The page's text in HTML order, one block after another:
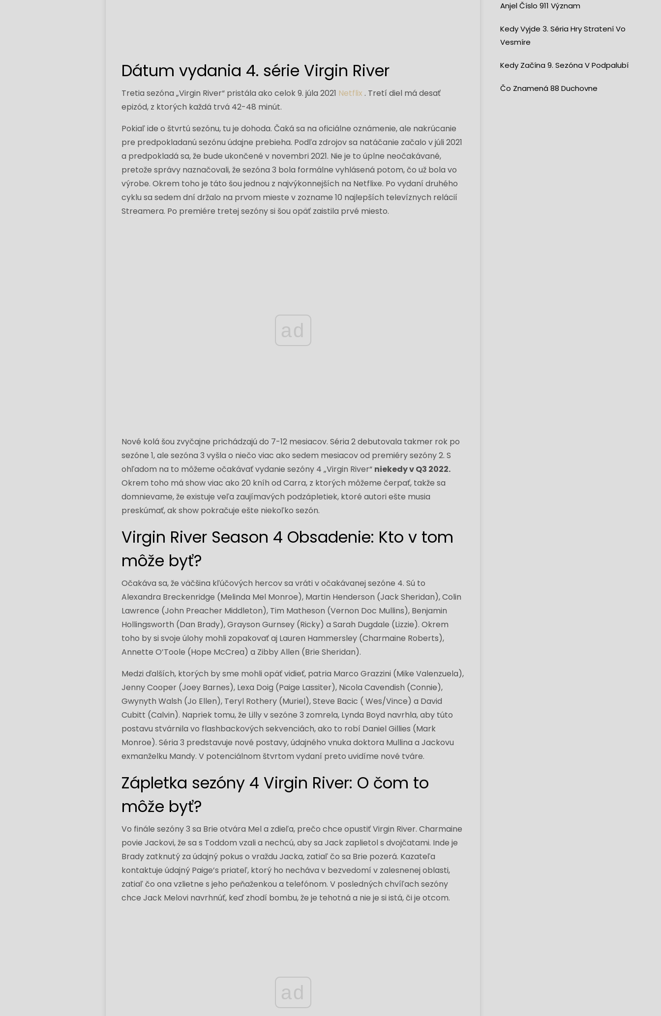
Dátum vydania 4. série Virgin River
Tretia sezóna „Virgin River“ pristála ako celok 9. júla 2021 Netflix . Tretí diel má desať
epizód, z ktorých každá trvá 42-48 minút.
Pokiaľ ide o štvrtú sezónu, tu je dohoda. Čaká sa na oficiálne oznámenie, ale nakrúcanie
pre predpokladanú sezónu údajne prebieha. Podľa zdrojov sa natáčanie začalo v júli 2021
a predpokladá sa, že bude ukončené v novembri 2021. Nie je to úplne neočakávané,
pretože správy naznačovali, že sezóna 3 bola formálne vyhlásená potom, čo už bola vo
výrobe. Okrem toho je táto šou jednou z najvýkonnejších na Netflixe. Po vydaní druhého
cyklu sa sedem dní držalo na prvom mieste v zozname 10 najlepších televíznych relácií
Streamera. Po premiére tretej sezóny si šou opäť zaistila prvé miesto.
ad
Nové kolá šou zvyčajne prichádzajú do 7-12 mesiacov. Séria 2 debutovala takmer rok po
sezóne 1, ale sezóna 3 vyšla o niečo viac ako sedem mesiacov od premiéry sezóny 2. S
ohľadom na to môžeme očakávať vydanie sezóny 4 „Virgin River“ niekedy v Q3 2022.
Okrem toho má show viac ako 20 kníh od Carra, z ktorých môžeme čerpať, takže sa
domnievame, že existuje veľa zaujímavých podzápletiek, ktoré autori ešte musia
preskúmať, ak show pokračuje ešte niekoľko sezón.
Virgin River Season 4 Obsadenie: Kto v tom
môže byť?
Očakáva sa, že väčšina kľúčových hercov sa vráti v očakávanej sezóne 4. Sú to
Alexandra Breckenridge (Melinda Mel Monroe), Martin Henderson (Jack Sheridan), Colin
Lawrence (John Preacher Middleton), Tim Matheson (Vernon Doc Mullins), Benjamin
Hollingsworth (Dan Brady), Grayson Gurnsey (Ricky) a Sarah Dugdale (Lizzie). Okrem
toho by si svoje úlohy mohli zopakovať aj Lauren Hammersley (Charmaine Roberts),
Annette O’Toole (Hope McCrea) a Zibby Allen (Brie Sheridan).
Medzi ďalších, ktorých by sme mohli opäť vidieť, patria Marco Grazzini (Mike Valenzuela),
Jenny Cooper (Joey Barnes), Lexa Doig (Paige Lassiter), Nicola Cavendish (Connie),
Gwynyth Walsh (Jo Ellen), Teryl Rothery (Muriel), Steve Bacic ( Wes/Vince) a David
Cubitt (Calvin). Napriek tomu, že Lilly v sezóne 3 zomrela, Lynda Boyd navrhla, aby túto
postavu stvárnila vo flashbackových sekvenciách, ako to robí Daniel Gillies (Mark
Monroe). Séria 3 predstavuje nové postavy, údajného vnuka doktora Mullina a Jackovu
exmanželku Mandy. V potenciálnom štvrtom vydaní preto uvidíme nové tváre.
Zápletka sezóny 4 Virgin River: O čom to
môže byť?
Vo finále sezóny 3 sa Brie otvára Mel a zdieľa, prečo chce opustiť Virgin River. Charmaine
povie Jackovi, že sa s Toddom vzali a nechcú, aby sa Jack zaplietol s dvojčatami. Inde je
Brady zatknutý za údajný pokus o vraždu Jacka, zatiaľ čo sa Brie pozerá. Kazateľa
kontaktuje údajný Paige’s priateľ, ktorý ho necháva v bezvedomí v zalesnenej oblasti,
zatiaľ čo ona vzlietne s jeho peňaženkou a telefónom. V posledných chvíľach sezóny
chce Jack Melovi navrhnúť, keď zhodí bombu, že je tehotná a nie je si istá, či je otcom.
ad
Anjel Číslo 911 Význam
Kedy Vyjde 3. Séria Hry Stratení Vo
Vesmíre
Kedy Začína 9. Sezóna V Podpalubí
Čo Znamená 88 Duchovne